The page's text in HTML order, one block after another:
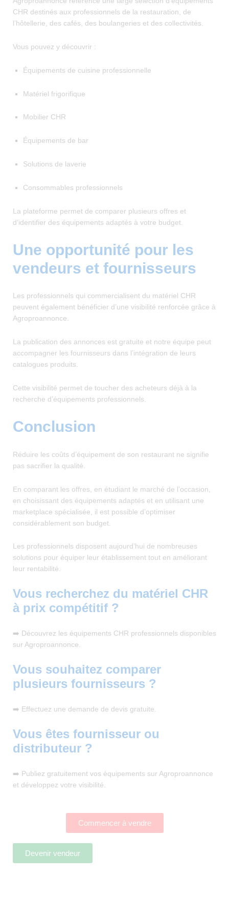
CHR destinés aux professionnels de la restauration, de
l’hôtellerie, des cafés, des boulangeries et des collectivités.
Vous pouvez y découvrir :
Équipements de cuisine professionnelle
Matériel frigorifique
Mobilier CHR
Équipements de bar
Solutions de laverie
Consommables professionnels
La plateforme permet de comparer plusieurs offres et
d’identifier des équipements adaptés à votre budget.
Une opportunité pour les
vendeurs et fournisseurs
Les professionnels qui commercialisent du matériel CHR
peuvent également bénéficier d’une visibilité renforcée grâce à
Agroproannonce.
La publication des annonces est gratuite et notre équipe peut
accompagner les fournisseurs dans l’intégration de leurs
catalogues produits.
Cette visibilité permet de toucher des acheteurs déjà à la
recherche d’équipements professionnels.
Conclusion
Réduire les coûts d’équipement de son restaurant ne signifie
pas sacrifier la qualité.
En comparant les offres, en étudiant le marché de l’occasion,
en choisissant des équipements adaptés et en utilisant une
marketplace spécialisée, il est possible d’optimiser
considérablement son budget.
Les professionnels disposent aujourd’hui de nombreuses
solutions pour équiper leur établissement tout en améliorant
leur rentabilité.
Vous recherchez du matériel CHR
à prix compétitif ?
➡️ Découvrez les équipements CHR professionnels disponibles
sur Agroproannonce.
Vous souhaitez comparer
plusieurs fournisseurs ?
➡️ Effectuez une demande de devis gratuite.
Vous êtes fournisseur ou
distributeur ?
➡️ Publiez gratuitement vos équipements sur Agroproannonce
et développez votre visibilité.
Commencer à vendre
Devenir vendeur